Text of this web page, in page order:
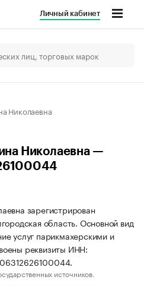
Личный кабинет
Николаевна
Николаевна —
зарегистрирован
область. Основной вид
услуг парикмахерскими и
реквизиты ИНН:
источников.